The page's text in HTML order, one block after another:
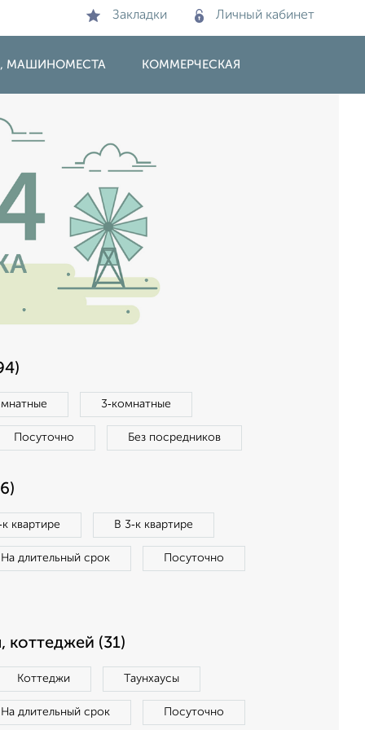
Закладки Личный кабинет
МАШИНОМЕСТА КОММЕРЧЕСКАЯ
3‑комнатные
Посуточно Без посредников
квартире В 3‑к квартире
На длительный срок Посуточно
коттеджей (31)
Коттеджи Таунхаусы
На длительный срок Посуточно